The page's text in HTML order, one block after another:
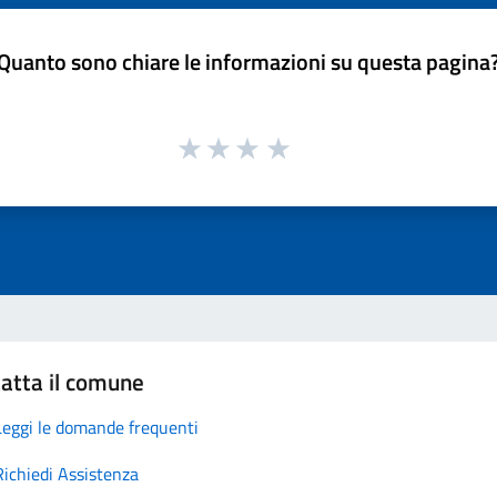
sono chiare le informazioni su questa
il comune
le domande frequenti
Assistenza